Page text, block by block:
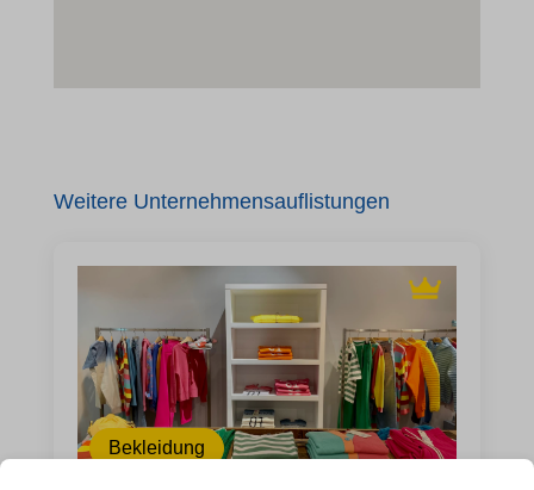
Weitere Unternehmensauflistungen
Bekleidung